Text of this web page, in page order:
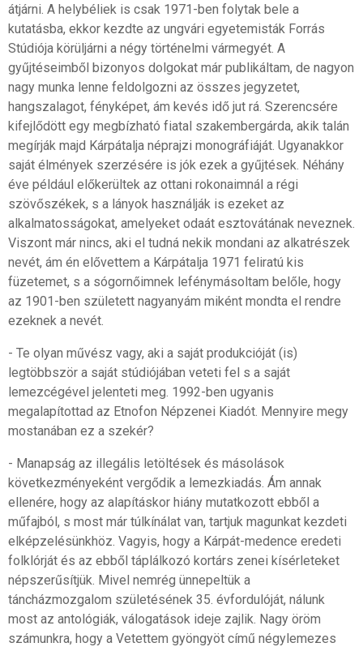
átjárni. A helybéliek is csak 1971-ben folytak bele a
kutatásba, ekkor kezdte az ungvári egyetemisták Forrás
Stúdiója körüljárni a négy történelmi vármegyét. A
gyűjtéseimből bizonyos dolgokat már publikáltam, de nagyon
nagy munka lenne feldolgozni az összes jegyzetet,
hangszalagot, fényképet, ám kevés idő jut rá. Szerencsére
kifejlődött egy megbízható fiatal szakembergárda, akik talán
megírják majd Kárpátalja néprajzi monográfiáját. Ugyanakkor
saját élmények szerzésére is jók ezek a gyűjtések. Néhány
éve például előkerültek az ottani rokonaimnál a régi
szövőszékek, s a lányok használják is ezeket az
alkalmatosságokat, amelyeket odaát esztovátának neveznek.
Viszont már nincs, aki el tudná nekik mondani az alkatrészek
nevét, ám én elővettem a Kárpátalja 1971 feliratú kis
füzetemet, s a sógornőimnek lefénymásoltam belőle, hogy
az 1901-ben született nagyanyám miként mondta el rendre
ezeknek a nevét.
- Te olyan művész vagy, aki a saját produkcióját (is)
legtöbbször a saját stúdiójában veteti fel s a saját
lemezcégével jelenteti meg. 1992-ben ugyanis
megalapítottad az Etnofon Népzenei Kiadót. Mennyire megy
mostanában ez a szekér?
- Manapság az illegális letöltések és másolások
következményeként vergődik a lemezkiadás. Ám annak
ellenére, hogy az alapításkor hiány mutatkozott ebből a
műfajból, s most már túlkínálat van, tartjuk magunkat kezdeti
elképzelésünkhöz. Vagyis, hogy a Kárpát-medence eredeti
folklórját és az ebből táplálkozó kortárs zenei kísérleteket
népszerűsítjük. Mivel nemrég ünnepeltük a
táncházmozgalom születésének 35. évfordulóját, nálunk
most az antológiák, válogatások ideje zajlik. Nagy öröm
számunkra, hogy a Vetettem gyöngyöt című négylemezes